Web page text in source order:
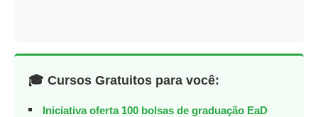
🎓 Cursos Gratuitos para você:
Iniciativa oferta 100 bolsas de graduação EaD